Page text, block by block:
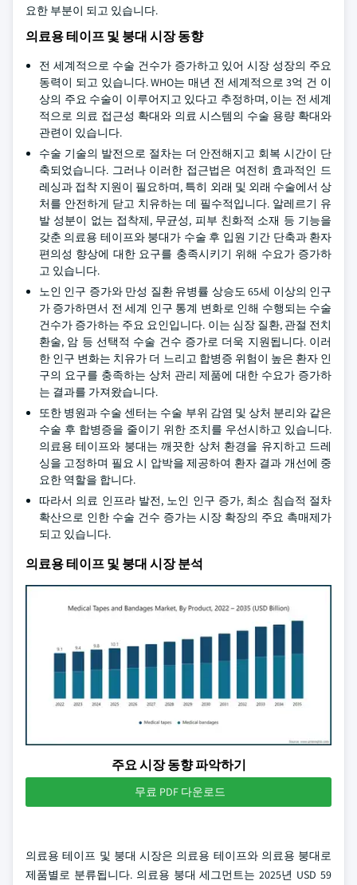
요한 부분이 되고 있습니다.
의료용 테이프 및 붕대 시장 동향
전 세계적으로 수술 건수가 증가하고 있어 시장 성장의 주요
동력이 되고 있습니다. WHO는 매년 전 세계적으로 3억 건 이
상의 주요 수술이 이루어지고 있다고 추정하며, 이는 전 세계
적으로 의료 접근성 확대와 의료 시스템의 수술 용량 확대와
관련이 있습니다.
수술 기술의 발전으로 절차는 더 안전해지고 회복 시간이 단
축되었습니다. 그러나 이러한 접근법은 여전히 효과적인 드
레싱과 접착 지원이 필요하며, 특히 외래 및 외래 수술에서 상
처를 안전하게 닫고 치유하는 데 필수적입니다. 알레르기 유
발 성분이 없는 접착제, 무균성, 피부 친화적 소재 등 기능을
갖춘 의료용 테이프와 붕대가 수술 후 입원 기간 단축과 환자
편의성 향상에 대한 요구를 충족시키기 위해 수요가 증가하
고 있습니다.
노인 인구 증가와 만성 질환 유병률 상승도 65세 이상의 인구
가 증가하면서 전 세계 인구 통계 변화로 인해 수행되는 수술
건수가 증가하는 주요 요인입니다. 이는 심장 질환, 관절 전치
환술, 암 등 선택적 수술 건수 증가로 더욱 지원됩니다. 이러
한 인구 변화는 치유가 더 느리고 합병증 위험이 높은 환자 인
구의 요구를 충족하는 상처 관리 제품에 대한 수요가 증가하
는 결과를 가져왔습니다.
또한 병원과 수술 센터는 수술 부위 감염 및 상처 분리와 같은
수술 후 합병증을 줄이기 위한 조치를 우선시하고 있습니다.
의료용 테이프와 붕대는 깨끗한 상처 환경을 유지하고 드레
싱을 고정하며 필요 시 압박을 제공하여 환자 결과 개선에 중
요한 역할을 합니다.
따라서 의료 인프라 발전, 노인 인구 증가, 최소 침습적 절차
확산으로 인한 수술 건수 증가는 시장 확장의 주요 촉매제가
되고 있습니다.
의료용 테이프 및 붕대 시장 분석
주요 시장 동향 파악하기
무료 PDF 다운로드
의료용 테이프 및 붕대 시장은 의료용 테이프와 의료용 붕대로
제품별로 분류됩니다. 의료용 붕대 세그먼트는 2025년 USD 59